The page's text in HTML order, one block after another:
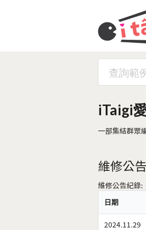
iTaigi
一部集結群眾
維修公告
維修公告紀錄:
日期
2024.11.29